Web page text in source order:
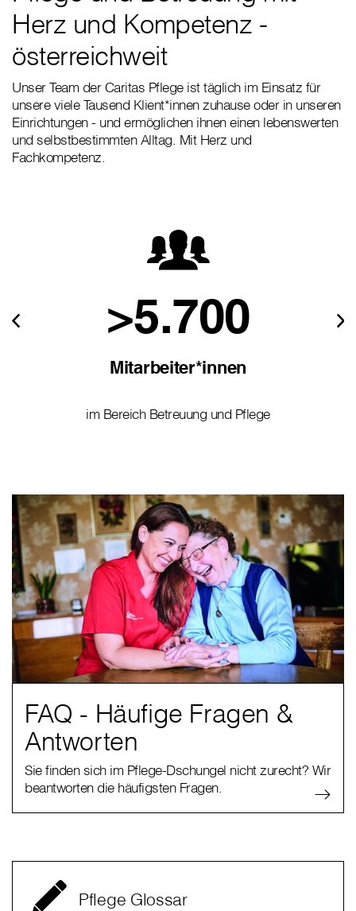
Herz und Kompetenz -
österreichweit
Unser Team der Caritas Pflege ist täglich im Einsatz für
unsere viele Tausend Klient*innen zuhause oder in unseren
Einrichtungen - und ermöglichen ihnen einen lebenswerten
und selbstbestimmten Alltag. Mit Herz und
Fachkompetenz.
>5.700
Mitarbeiter*innen
im Bereich Betreuung und Pflege
FAQ - Häufige Fragen &
Antworten
Sie finden sich im Pflege-Dschungel nicht zurecht? Wir
beantworten die häufigsten Fragen.
Pflege Glossar